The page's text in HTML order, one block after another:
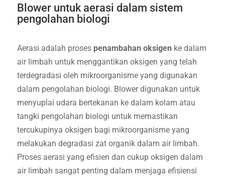
Blower untuk aerasi dalam sistem
pengolahan biologi
Aerasi adalah proses penambahan oksigen ke dalam
air limbah untuk menggantikan oksigen yang telah
terdegradasi oleh mikroorganisme yang digunakan
dalam pengolahan biologi. Blower digunakan untuk
menyuplai udara bertekanan ke dalam kolam atau
tangki pengolahan biologi untuk memastikan
tercukupinya oksigen bagi mikroorganisme yang
melakukan degradasi zat organik dalam air limbah.
Proses aerasi yang efisien dan cukup oksigen dalam
air limbah sangat penting dalam menjaga efisiensi